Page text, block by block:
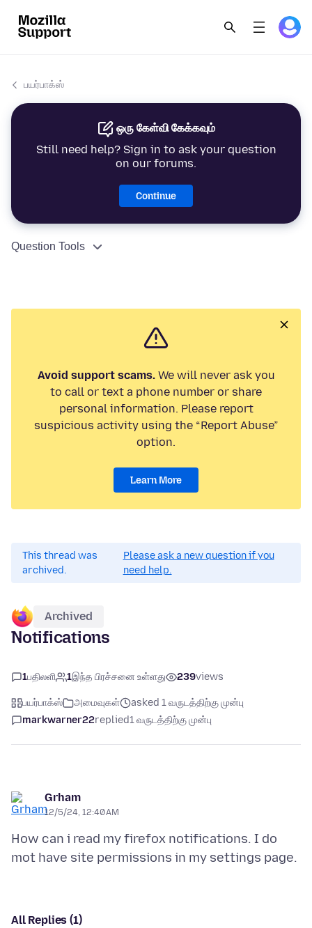
பயர்பாக்ஸ்
ஒரு கேள்வி கேக்கவும்
Still need help? Sign in to ask your question
on our forums.
Continue
Question Tools
Avoid support scams.We will never ask you
to call or text a phone number or share
personal information. Please report
suspicious activity using the “Report Abuse”
option.
Learn More
This thread was
archived.
Please ask a new question if you
need help.
Archived
Notifications
1பதிலளி 1இந்த பிரச்சனை உள்ளது 239views
பயர்பாக்ஸ் அமைவுகள்
asked 1 வருடத்திற்கு முன்பு
markwarner22replied1 வருடத்திற்கு முன்பு
Grham
12/5/24, 12:40 AM
How can i read my firefox notifications. I do
All Replies (1)